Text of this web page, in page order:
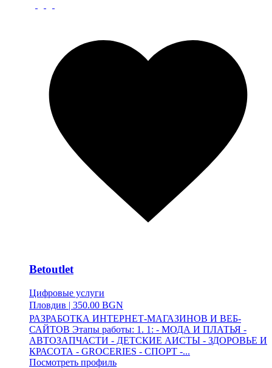
Betoutlet
Цифровые услуги
Пловдив | 350.00 BGN
РАЗРАБОТКА ИНТЕРНЕТ-МАГАЗИНОВ И ВЕБ-
САЙТОВ Этапы работы: 1. 1: - МОДА И ПЛАТЬЯ -
АВТОЗАПЧАСТИ - ДЕТСКИЕ АИСТЫ - ЗДОРОВЬЕ И
КРАСОТА - GROCERIES - СПОРТ -...
Посмотреть профиль